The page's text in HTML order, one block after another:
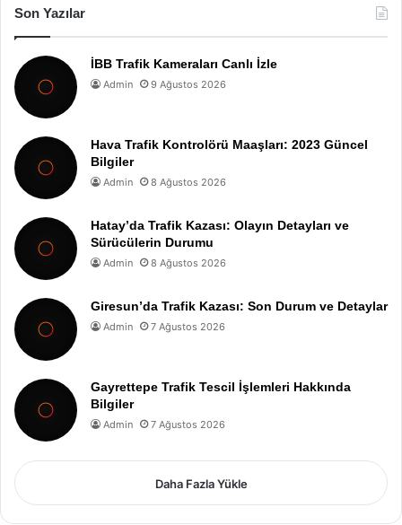
Son Yazılar
İBB Trafik Kameraları Canlı İzle
Admin 9 Ağustos 2026
Hava Trafik Kontrolörü Maaşları: 2023 Güncel
Bilgiler
Admin 8 Ağustos 2026
Hatay’da Trafik Kazası: Olayın Detayları ve
Sürücülerin Durumu
Admin 8 Ağustos 2026
Giresun’da Trafik Kazası: Son Durum ve Detaylar
Admin 7 Ağustos 2026
Gayrettepe Trafik Tescil İşlemleri Hakkında
Bilgiler
Admin 7 Ağustos 2026
Daha Fazla Yükle